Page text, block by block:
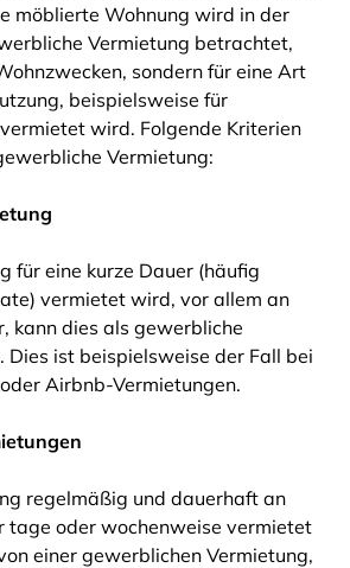
möblierte Wohnung wird in der
Vermietung betrachtet,
sondern für eine Art
beispielsweise für
wird. Folgende Kriterien
Vermietung:
für eine kurze Dauer (häufig
vermietet wird, vor allem an
kann dies als gewerbliche
Dies ist beispielsweise der Fall bei
Airbnb-Vermietungen.
regelmäßig und dauerhaft an
tage oder wochenweise vermietet
einer gewerblichen Vermietung,